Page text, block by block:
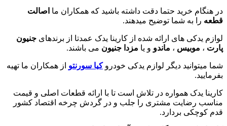
در هنگام خرید حتما دقت داشته باشید که همکاران ما اصالت
قطعه را به شما توضیح میدهند.
لوازم یدکی های ارائه شده از کارینا یدک عمدتا از برندهای جنیون
پارت ، موبیس ، ماندو و یا مزدا جنیون می باشند.
شما میتوانید دیگر لوازم یدکی خودروکیا سورنتو از همکاران ما تهیه
بفرمایید.
کارینا یدک همواره در تلاش است تا با ارائه قطعات اصلی و قیمت
مناسب رضایت مشتری را جلب و در گردش چرخه اقتصاد کشور
قدم کوچکی بردارد.